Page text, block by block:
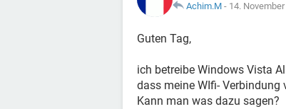
Achim.M - 14.
Guten Tag,
ich betreibe Windows Vista
dass meine WIfi- Verbindung
Kann man was dazu sagen?